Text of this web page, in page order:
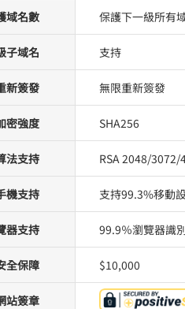
域名數 保護下一級所有
子域名 支持
新簽發 無限重新簽發
密強度 SHA256
法支持 RSA 2048/3072/
機支持 支持99.3%移動
器支持 99.9％瀏覽器識
全保障 $10,000
站簽章